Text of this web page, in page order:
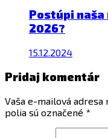
Postúpi
2026?
15.12.2024
Pridaj komentár
Vaša e-mailová adresa
polia sú označené *